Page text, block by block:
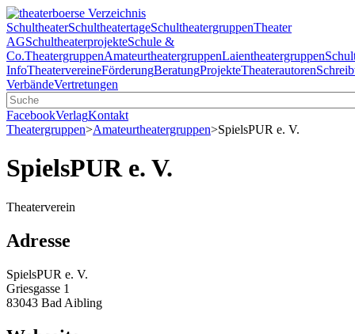
SchultheaterSchultheatertageSchultheatergruppenTheater
AGSchultheaterprojekteSchule &
Co.TheatergruppenAmateurtheatergruppenLaientheatergruppen
InfoTheatervereineFörderungBeratungProjekteTheaterautoren
VerbändeVertretungen
FacebookVerlagKontakt
Theatergruppen>Amateurtheatergruppen>SpielsPUR e. V.
SpielsPUR e. V.
Theaterverein
Adresse
SpielsPUR e. V.
Griesgasse 1
83043 Bad Aibling